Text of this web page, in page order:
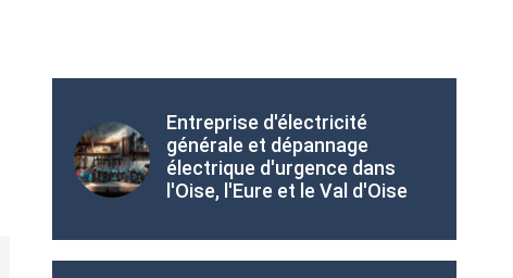
Entreprise d'électricité
générale et dépannage
électrique d'urgence dans
l'Oise, l'Eure et le Val d'Oise